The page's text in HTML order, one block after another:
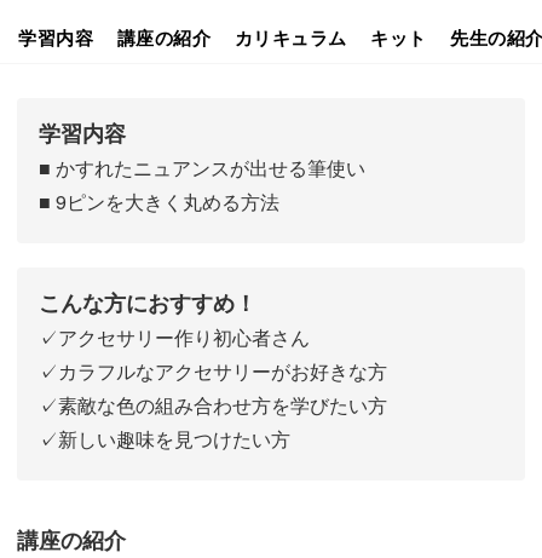
学習内容 講座の紹介 カリキュラム キット 先生の紹
学習内容
■ かすれたニュアンスが出せる筆使い
■ 9ピンを大きく丸める方法
こんな方におすすめ！
✓アクセサリー作り初心者さん
✓カラフルなアクセサリーがお好きな方
✓素敵な色の組み合わせ方を学びたい方
✓新しい趣味を見つけたい方
講座の紹介